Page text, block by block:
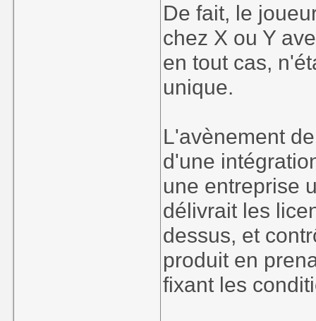
De fait, le
chez X ou Y
en tout cas,
unique.
L'avènement
d'une
une entreprise
délivrait les
dessus, et
produit en
fixant les